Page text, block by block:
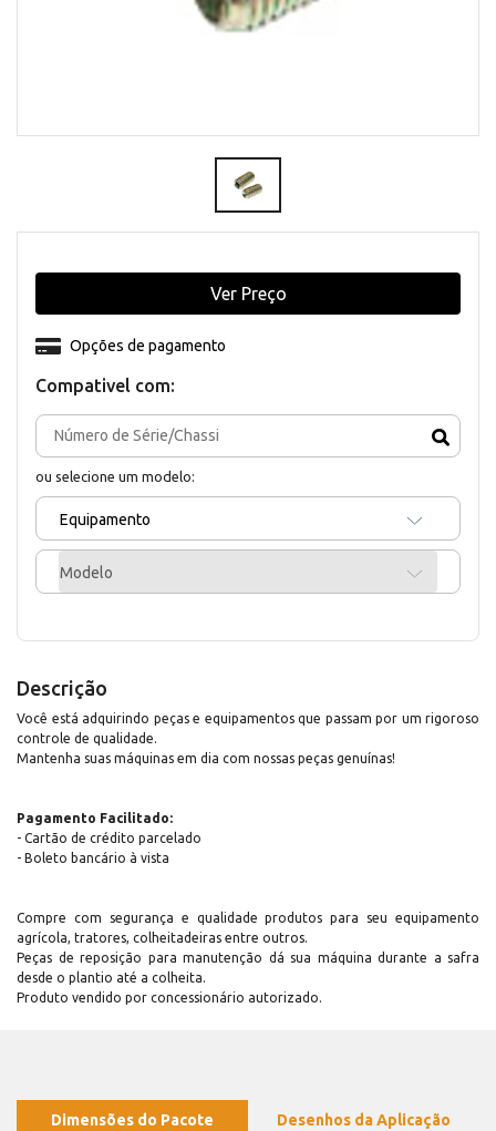
Compativel com:
ou selecione um modelo:
Equipamento
Modelo
Opções de pagamento
Ver Preço
Descrição
Você está adquirindo peças e equipamentos que passam por um rigoroso
controle de qualidade.
Mantenha suas máquinas em dia com nossas peças genuínas!
Pagamento Facilitado:
- Cartão de crédito parcelado
- Boleto bancário à vista
Compre com segurança e qualidade produtos para seu equipamento
agrícola, tratores, colheitadeiras entre outros.
Peças de reposição para manutenção dá sua máquina durante a safra
desde o plantio até a colheita.
Produto vendido por concessionário autorizado.
Dimensões do Pacote Desenhos da Aplicação